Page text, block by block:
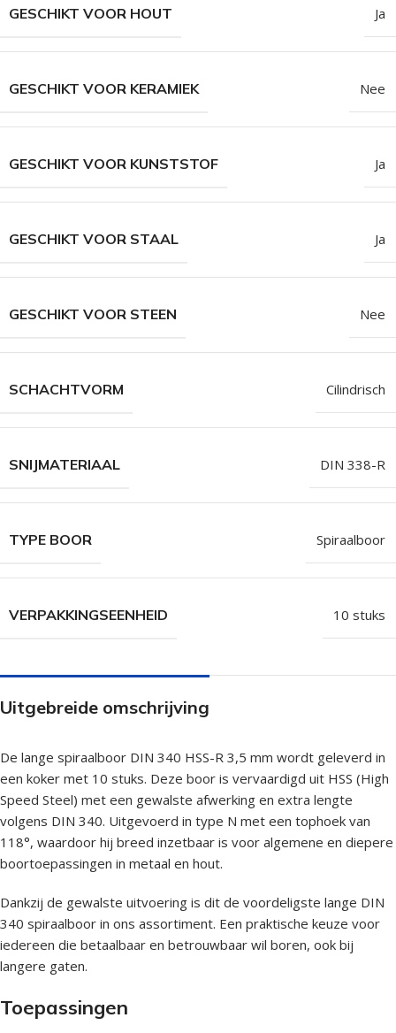
GESCHIKT VOOR HOUT Ja
GESCHIKT VOOR KERAMIEK Nee
GESCHIKT VOOR KUNSTSTOF Ja
GESCHIKT VOOR STAAL Ja
GESCHIKT VOOR STEEN Nee
SCHACHTVORM Cilindrisch
SNIJMATERIAAL DIN 338-R
TYPE BOOR Spiraalboor
VERPAKKINGSEENHEID 10 stuks
Uitgebreide omschrijving
De lange spiraalboor DIN 340 HSS-R 3,5 mm wordt geleverd in
een koker met 10 stuks. Deze boor is vervaardigd uit HSS (High
Speed Steel) met een gewalste afwerking en extra lengte
volgens DIN 340. Uitgevoerd in type N met een tophoek van
118°, waardoor hij breed inzetbaar is voor algemene en diepere
boortoepassingen in metaal en hout.
Dankzij de gewalste uitvoering is dit de voordeligste lange DIN
340 spiraalboor in ons assortiment. Een praktische keuze voor
iedereen die betaalbaar en betrouwbaar wil boren, ook bij
langere gaten.
Toepassingen